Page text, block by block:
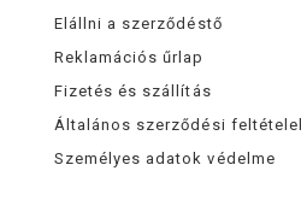
Elállni a szerződéstő
Reklamációs űrlap
Fizetés és szállítás
Általános szerződési
Személyes adatok védelme